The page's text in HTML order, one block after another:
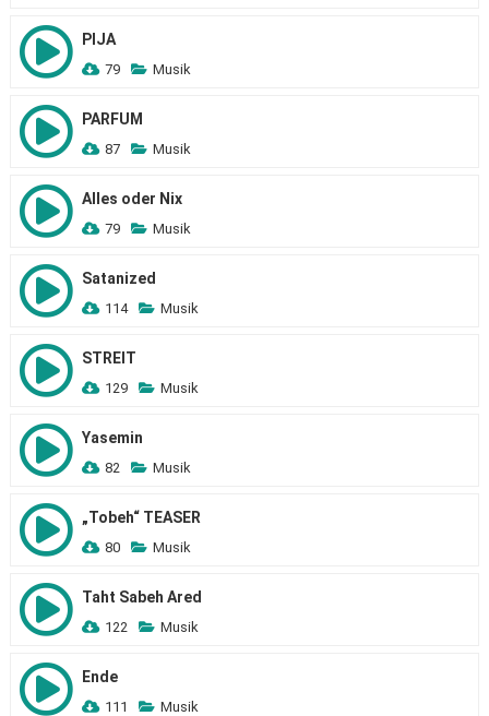
PIJA
79 Musik
PARFUM
87 Musik
Alles oder Nix
79 Musik
Satanized
114 Musik
STREIT
129 Musik
Yasemin
82 Musik
„Tobeh“ TEASER
80 Musik
Taht Sabeh Ared
122 Musik
Ende
111 Musik